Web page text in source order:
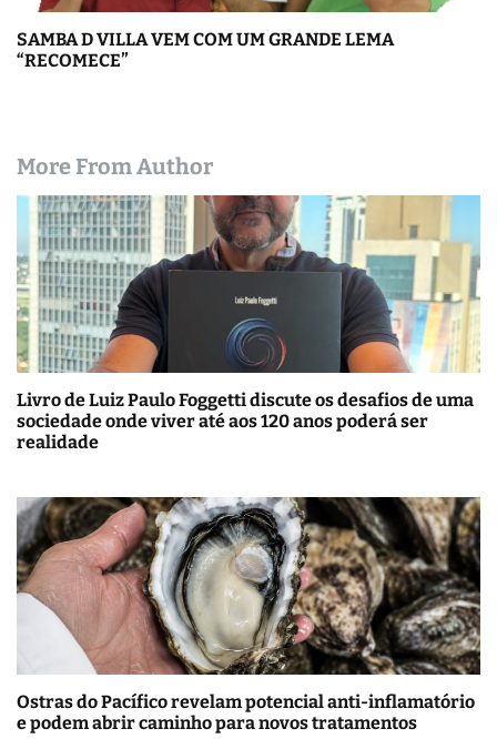
SAMBA D VILLA VEM COM UM GRANDE LEMA
“RECOMECE”
More From Author
Livro de Luiz Paulo Foggetti discute os desafios de uma
sociedade onde viver até aos 120 anos poderá ser
realidade
Ostras do Pacífico revelam potencial anti-inflamatório
e podem abrir caminho para novos tratamentos